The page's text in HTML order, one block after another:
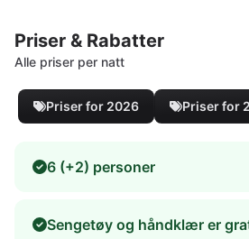
Priser & Rabatter
Alle priser per natt
Priser for 2026 Priser for
6 (+2) personer
Sengetøy og håndklær er